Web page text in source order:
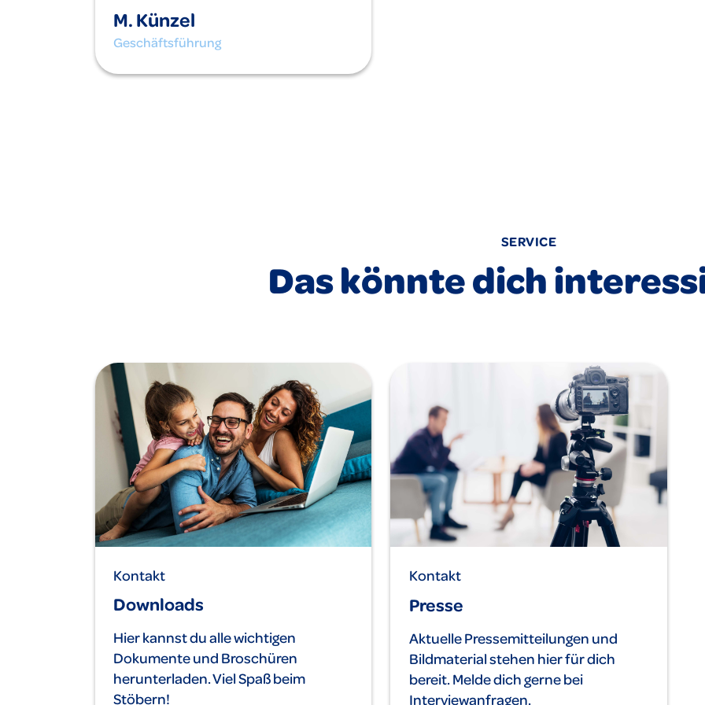
M. Künzel
Geschäftsführung
SERVICE
Das könnte dich
Kontakt
Downloads
Hier kannst du alle wichtigen
Dokumente und Broschüren
herunterladen. Viel Spaß beim
Stöbern!
Kontakt
Presse
Aktuelle Pressemitteilungen und
Bildmaterial stehen hier für dich
bereit. Melde dich gerne bei
Interviewanfragen.